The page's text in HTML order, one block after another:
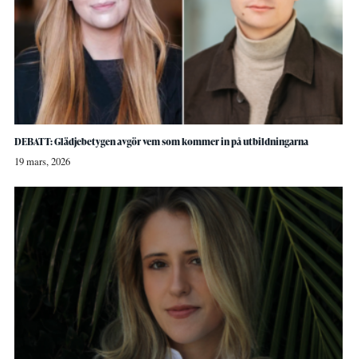
DEBATT: Glädjebetygen avgör vem som kommer in på utbildningarna
19 mars, 2026